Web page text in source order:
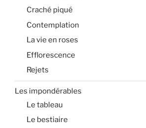
Craché piqué
Contemplation
La vie en roses
Efflorescence
Rejets
Les impondérables
Le tableau
Le bestiaire